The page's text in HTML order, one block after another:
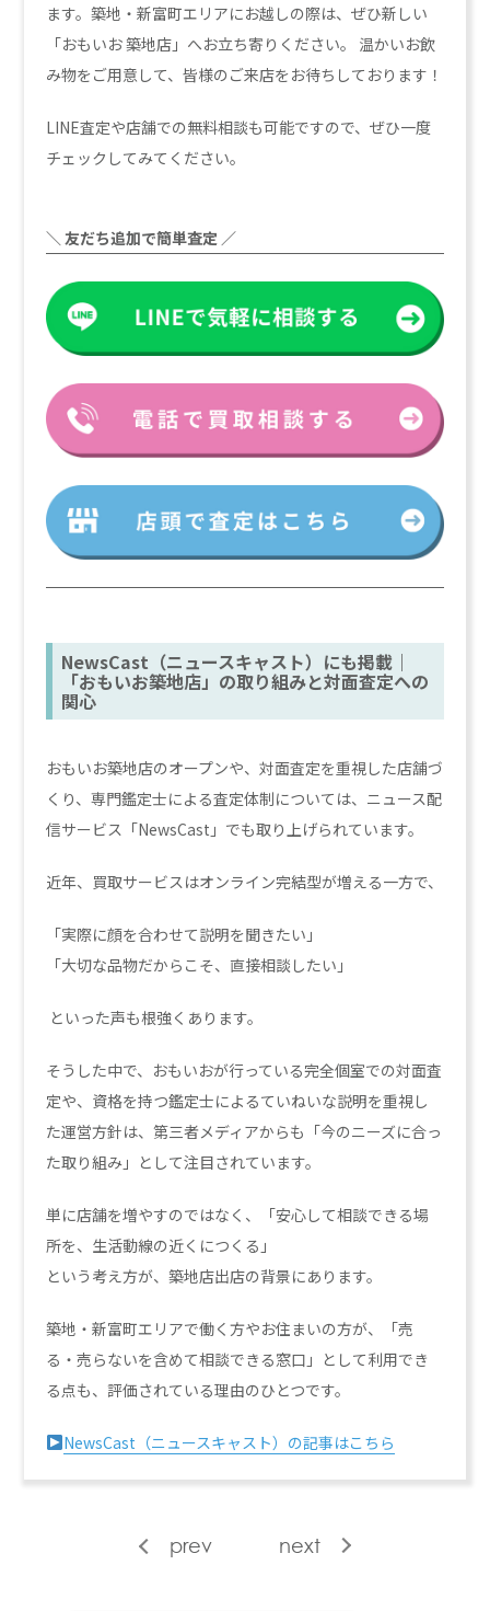
ます。築地・新富町エリアにお越しの際は、ぜひ新しい
「おもいお 築地店」へお立ち寄りください。 温かいお飲
み物をご用意して、皆様のご来店をお待ちしております！
LINE査定や店舗での無料相談も可能ですので、ぜひ一度
チェックしてみてください。
＼ 友だち追加で簡単査定 ／
NewsCast（ニュースキャスト）にも掲載｜
「おもいお築地店」の取り組みと対面査定への
関心
おもいお築地店のオープンや、対面査定を重視した店舗づ
くり、専門鑑定士による査定体制については、ニュース配
信サービス「NewsCast」でも取り上げられています。
近年、買取サービスはオンライン完結型が増える一方で、
「実際に顔を合わせて説明を聞きたい」
「大切な品物だからこそ、直接相談したい」
といった声も根強くあります。
そうした中で、おもいおが行っている完全個室での対面査
定や、資格を持つ鑑定士によるていねいな説明を重視し
た運営方針は、第三者メディアからも「今のニーズに合っ
た取り組み」として注目されています。
単に店舗を増やすのではなく、「安心して相談できる場
所を、生活動線の近くにつくる」
という考え方が、築地店出店の背景にあります。
築地・新富町エリアで働く方やお住まいの方が、「売
る・売らないを含めて相談できる窓口」として利用でき
る点も、評価されている理由のひとつです。
NewsCast（ニュースキャスト）の記事はこちら
prev next